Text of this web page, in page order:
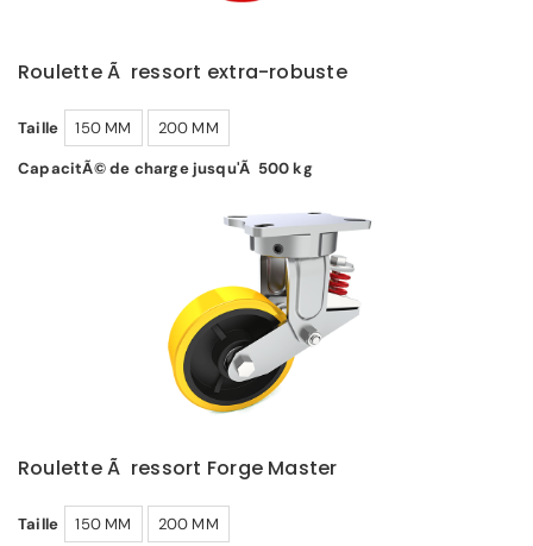
Roulette Ã ressort extra-robuste
Taille 150 MM
200 MM
CapacitÃ© de charge jusqu'Ã 500 kg
Roulette Ã ressort Forge Master
Taille 150 MM
200 MM